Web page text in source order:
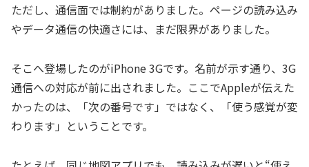
ただし、通信面では制約がありました。ページの読み込み
やデータ通信の快適さには、まだ限界がありました。
そこへ登場したのがiPhone 3Gです。名前が示す通り、3G
通信への対応が前に出されました。ここでAppleが伝えた
かったのは、「次の番号です」ではなく、「使う感覚が変
わります」ということです。